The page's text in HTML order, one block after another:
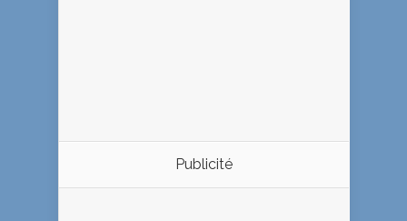
Publicité